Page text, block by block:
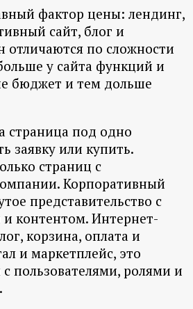
фактор цены: лендинг,
сайт, блог и
отличаются по сложности
у сайта функций и
бюджет и тем дольше
страница под одно
заявку или купить.
страниц с
Корпоративный
представительство с
контентом. Интернет-
корзина, оплата и
и маркетплейс, это
пользователями, ролями и